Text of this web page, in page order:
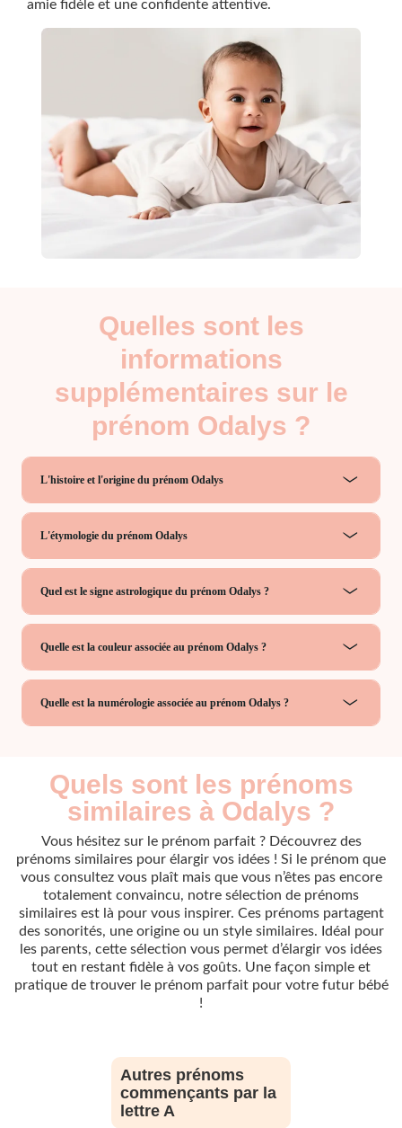
amie fidèle et une confidente attentive.
Quelles sont les
informations
supplémentaires sur le
prénom Odalys ?
L'histoire et l'origine du prénom Odalys
L'étymologie du prénom Odalys
Quel est le signe astrologique du prénom Odalys ?
Quelle est la couleur associée au prénom Odalys ?
Quelle est la numérologie associée au prénom Odalys ?
Quels sont les prénoms
similaires à Odalys ?
Vous hésitez sur le prénom parfait ? Découvrez des
prénoms similaires pour élargir vos idées ! Si le prénom que
vous consultez vous plaît mais que vous n’êtes pas encore
totalement convaincu, notre sélection de prénoms
similaires est là pour vous inspirer. Ces prénoms partagent
des sonorités, une origine ou un style similaires. Idéal pour
les parents, cette sélection vous permet d’élargir vos idées
tout en restant fidèle à vos goûts. Une façon simple et
pratique de trouver le prénom parfait pour votre futur bébé
!
Autres prénoms
commençants par la
lettre A